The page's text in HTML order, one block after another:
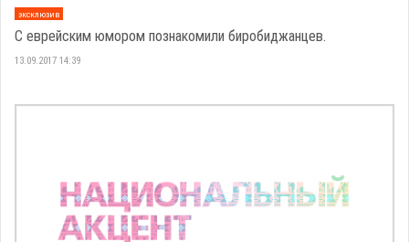
эксклюзив
С еврейским юмором познакомили биробиджанцев.
13.09.2017 14:39